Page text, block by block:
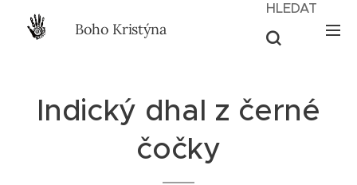
Boho Kristýna
HLEDAT
Indický dhal z černé
čočky